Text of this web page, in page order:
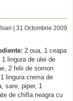
| 31 Octombrie 2009
2 oua, 1 ceapa
1 lingura de ulei de
2 felii de somon
lingura crema de
sare, piper, 1
de chifla neagra cu